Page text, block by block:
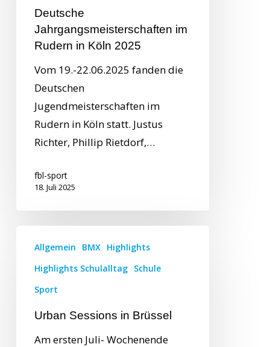
Deutsche
Jahrgangsmeisterschaften im
Rudern in Köln 2025
Vom 19.-22.06.2025 fanden die
Deutschen
Jugendmeisterschaften im
Rudern in Köln statt. Justus
Richter, Phillip Rietdorf,…
fbl-sport
18. Juli 2025
Allgemein BMX Highlights
Highlights Schulalltag Schule
Sport
Urban Sessions in Brüssel
Am ersten Juli- Wochenende